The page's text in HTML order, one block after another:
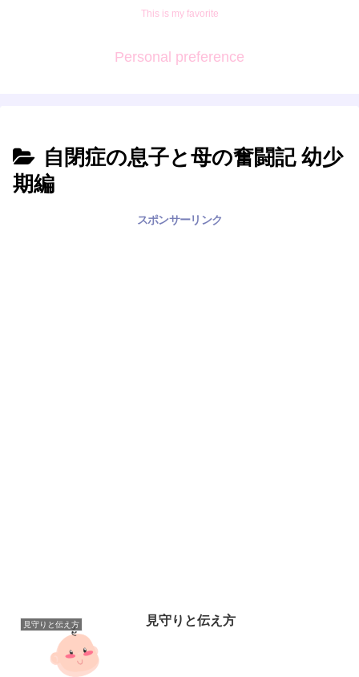
This is my favorite
Personal preference
自閉症の息子と母の奮闘記 幼少
期編
スポンサーリンク
見守りと伝え方 見守りと伝え方